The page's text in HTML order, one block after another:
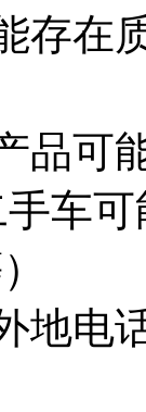
存在
品可
车
地电